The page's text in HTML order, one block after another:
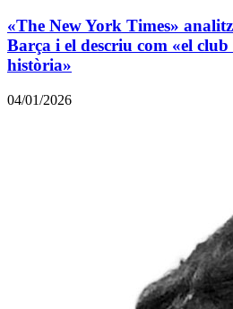
«The New York Times»
Barça i el descriu com «el club
història»
04/01/2026